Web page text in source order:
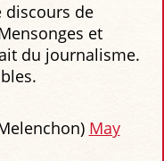
discours de
et
du journalisme.
May